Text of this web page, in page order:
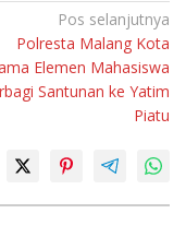
Pos selanjutnya
Polresta Malang Kota
Elemen Mahasiswa
Santunan ke Yatim
Piatu